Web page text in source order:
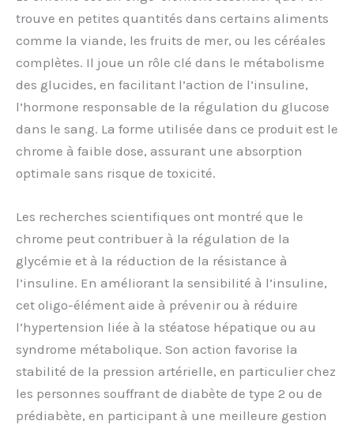
trouve en petites quantités dans certains aliments
comme la viande, les fruits de mer, ou les céréales
complètes. Il joue un rôle clé dans le métabolisme
des glucides, en facilitant l’action de l’insuline,
l’hormone responsable de la régulation du glucose
dans le sang. La forme utilisée dans ce produit est le
chrome à faible dose, assurant une absorption
optimale sans risque de toxicité.
Les recherches scientifiques ont montré que le
chrome peut contribuer à la régulation de la
glycémie et à la réduction de la résistance à
l’insuline. En améliorant la sensibilité à l’insuline,
cet oligo-élément aide à prévenir ou à réduire
l’hypertension liée à la stéatose hépatique ou au
syndrome métabolique. Son action favorise la
stabilité de la pression artérielle, en particulier chez
les personnes souffrant de diabète de type 2 ou de
prédiabète, en participant à une meilleure gestion